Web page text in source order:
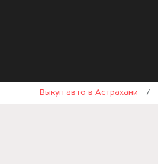
Выкуп авто в Астрахани /